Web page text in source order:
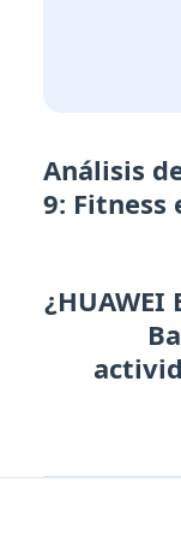
Análisis
9: Fitness